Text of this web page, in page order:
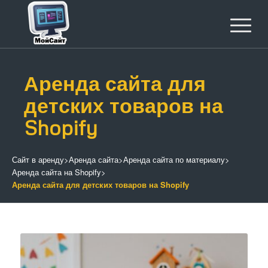
Аренда сайта для
детских товаров на
Shopify
Сайт в аренду>Аренда сайта>Аренда сайта по материалу>
Аренда сайта на Shopify>
Аренда сайта для детских товаров на Shopify